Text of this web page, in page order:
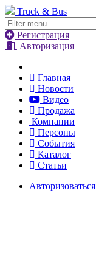
Truck & Bus
Регистрация
Авторизация
Главная
Новости
Видео
Продажа
Компании
Персоны
События
Каталог
Статьи
Авторизоваться